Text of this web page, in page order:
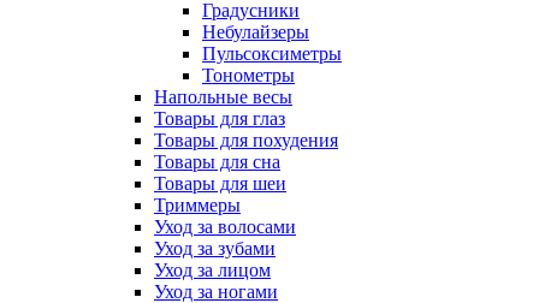
Градусники
Небулайзеры
Пульсоксиметры
Тонометры
Напольные весы
Товары для глаз
Товары для похудения
Товары для сна
Товары для шеи
Триммеры
Уход за волосами
Уход за зубами
Уход за лицом
Уход за ногами